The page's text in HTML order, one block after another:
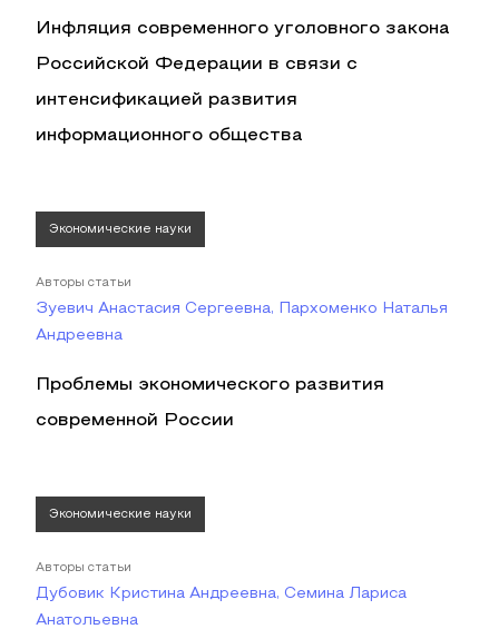
Инфляция современного уголовного закона
Российской Федерации в связи с
интенсификацией развития
информационного общества
Экономические науки
Авторы статьи
Зуевич Анастасия Сергеевна, Пархоменко Наталья
Андреевна
Проблемы экономического развития
современной России
Экономические науки
Авторы статьи
Дубовик Кристина Андреевна, Семина Лариса
Анатольевна